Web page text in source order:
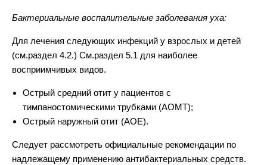
Бактериальные воспалительные заболевания уха:
Для лечения следующих инфекций у взрослых и детей
(см.раздел 4.2.) См.раздел 5.1 для наиболее
восприимчивых видов.
Острый средний отит у пациентов с
тимпаностомическими трубками (АОМТ);
Острый наружный отит (АОЕ).
Следует рассмотреть официальные рекомендации по
надлежащему применению антибактериальных средств.